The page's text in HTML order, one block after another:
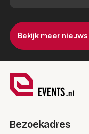
Bekijk meer nieuws
Bezoekadres